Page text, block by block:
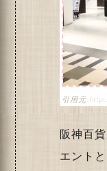
阪神百
エント